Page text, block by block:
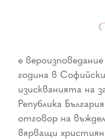
е
година в
изискванията на
Република
отговор на
вярващи